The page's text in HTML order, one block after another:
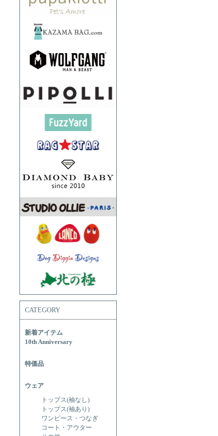
CATEGORY
新着アイテム
10th Anniversary
特価品
ウェア
トップス(袖なし)
トップス(袖あり)
ワンピース・つなぎ
コート・アウター